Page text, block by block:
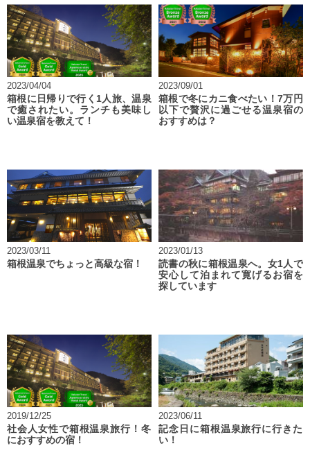
2023/04/04
箱根に日帰りで行く1人旅、温泉
で癒されたい。ランチも美味し
い温泉宿を教えて！
2023/09/01
箱根で冬にカニ食べたい！7万円
以下で贅沢に過ごせる温泉宿の
おすすめは？
2023/03/11
箱根温泉でちょっと高級な宿！
2023/01/13
読書の秋に箱根温泉へ。女1人で
安心して泊まれて寛げるお宿を
探しています
2019/12/25
社会人女性で箱根温泉旅行！冬
におすすめの宿！
2023/06/11
記念日に箱根温泉旅行に行きた
い！